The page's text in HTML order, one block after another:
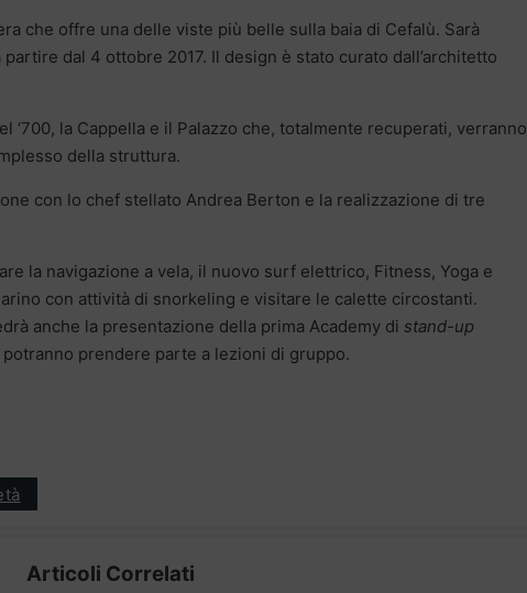
che offre una delle viste più belle sulla baia di Cefalù. Sarà
dal 4 ottobre 2017. Il design è stato curato dall’architetto
‘700, la Cappella e il Palazzo che, totalmente recuperati, verranno
della struttura.
con lo chef stellato Andrea Berton e la realizzazione di tre
la navigazione a vela, il nuovo surf elettrico, Fitness, Yoga e
con attività di snorkeling e visitare le calette circostanti.
anche la presentazione della prima Academy di stand-up
prendere parte a lezioni di gruppo.
Articoli Correlati